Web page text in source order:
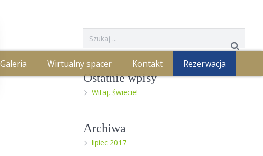
Galeria Wirtualny spacer Kontakt Rezerwacja
Ostatnie wpisy
Witaj, świecie!
Archiwa
lipiec 2017